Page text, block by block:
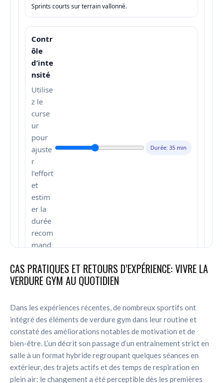
Sprints courts sur terrain vallonné.
Contr
ôle
d’inte
nsité
Utilise
z le
curse
ur
pour
ajuste
r
l’effort
et
estim
er la
durée
recom
mand
Durée: 35 min
chaque séance.
Hydratation régulière et protection solaire.
Chaussures adaptées et surface adaptée.
Écoute du corps et repos en cas de douleur.
CAS PRATIQUES ET RETOURS D’EXPÉRIENCE: VIVRE LA
VERDURE GYM AU QUOTIDIEN
Dans les expériences récentes, de nombreux sportifs ont
intégré des éléments de verdure gym dans leur routine et
constaté des améliorations notables de motivation et de
bien-être. L’un décrit son passage d’un entraînement strict en
salle à un format hybride regroupant quelques séances en
extérieur, des trajets actifs et des temps de respiration en
plein air: le changement a été perceptible dès les premières